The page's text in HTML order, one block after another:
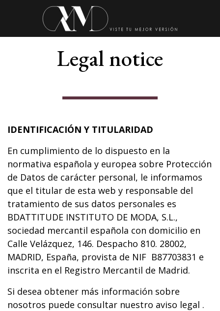
Legal notice
IDENTIFICACIÓN Y TITULARIDAD
En cumplimiento de lo dispuesto en la
normativa española y europea sobre Protección
de Datos de carácter personal, le informamos
que el titular de esta web y responsable del
tratamiento de sus datos personales es
BDATTITUDE INSTITUTO DE MODA, S.L.,
sociedad mercantil española con domicilio en
Calle Velázquez, 146. Despacho 810. 28002,
MADRID, España, provista de NIF B87703831 e
inscrita en el Registro Mercantil de Madrid.
Si desea obtener más información sobre
nosotros puede consultar nuestro aviso legal .